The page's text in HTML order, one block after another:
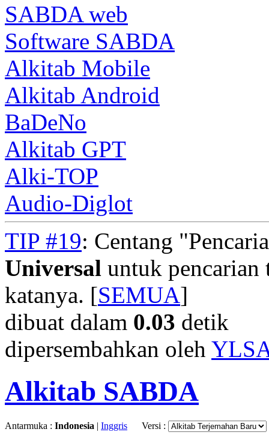
SABDA web
Software SABDA
Alkitab Mobile
Alkitab Android
BaDeNo
Alkitab GPT
Alki-TOP
Audio-Diglot
TIP #19: Centang
Universal untuk pencarian
katanya. [SEMUA]
dibuat dalam 0.03 detik
dipersembahkan oleh
Alkitab SABDA
Antarmuka : Indonesia | Inggris Versi :